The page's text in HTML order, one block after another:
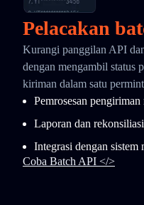
Pelacakan
Kurangi panggilan API
dengan mengambil status
kiriman dalam satu
Pemrosesan pengiriman
Laporan dan
Integrasi dengan sistem
Coba Batch API </>